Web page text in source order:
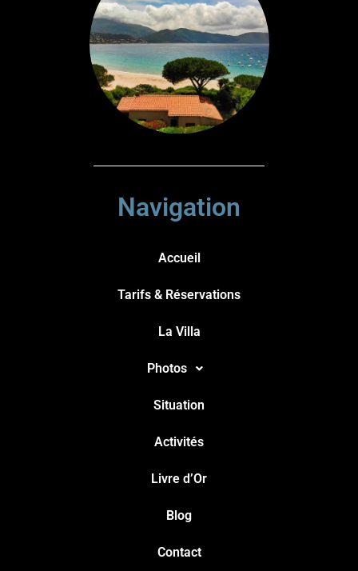
Navigation
Accueil
Tarifs & Réservations
La Villa
Photos
Situation
Activités
Livre d’Or
Blog
Contact